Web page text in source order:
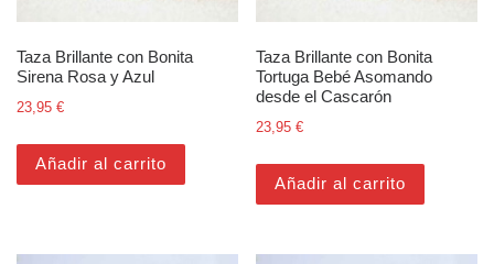
Taza Brillante con Bonita
Sirena Rosa y Azul
23,95 €
Añadir al carrito
Taza Brillante con Bonita
Tortuga Bebé Asomando
desde el Cascarón
23,95€
Añadir al carrito